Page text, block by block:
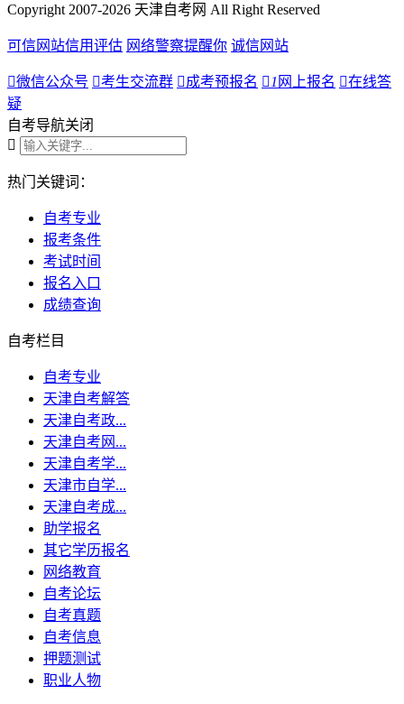
Copyright 2007-2026 天津自考网 All Right Reserved
可信网站信用评估 网络警察提醒你 诚信网站
微信公众号 考生交流群 成考预报名  1 网上报名 在线答
疑
自考导航关闭

热门关键词：
自考专业
报考条件
考试时间
报名入口
成绩查询
自考栏目
自考专业
天津自考解答
天津自考政...
天津自考网...
天津自考学...
天津市自学...
天津自考成...
助学报名
其它学历报名
网络教育
自考论坛
自考真题
自考信息
押题测试
职业人物